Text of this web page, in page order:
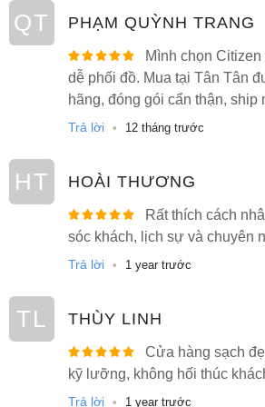
Bộ vỏ Citizen EW5593-72X làm bằng
gỉ cao cấp giúp bảo vệ tuyệt đối cho
trong, chống va đập và hạn chế ăn
dụng thiết kế bộ vỏ hình chữ nhật
bezel nối liền được mạ PVD màu
thiện phay xước tỉ mỉ mang đến độ bắt
QT PHẠM QUỲNH TRANG
Mình chọn
dễ phối đồ. Mua tại Tân Tân
hãng, đóng gói cẩn thận, ship
Trả lời • 12 tháng trước
HT HOÀI THƯƠNG
Rất thích cách
sóc khách, lịch sự và chuyên
Trả lời • 1 year trước
TL THÙY LINH
Cửa hàng sạch
kỹ lưỡng, không hối thúc
Trả lời • 1 year trước